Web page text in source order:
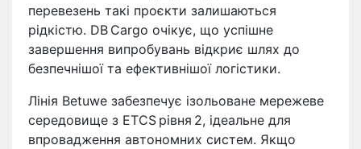
перевезень такі проєкти залишаються
рідкістю. DB Cargo очікує, що успішне
завершення випробувань відкриє шлях до
безпечнішої та ефективнішої логістики.
Лінія Betuwe забезпечує ізольоване мережеве
середовище з ETCS рівня 2, ідеальне для
впровадження автономних систем. Якщо